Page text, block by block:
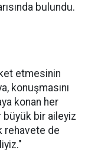
bulundu.
etmesinin
konuşmasını
konan her
büyük bir aileyiz
rehavete de